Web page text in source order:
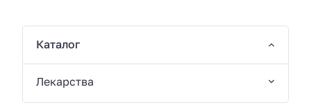
Каталог
Лекарства